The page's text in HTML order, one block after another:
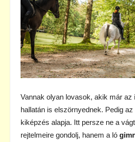
Vannak olyan lovasok, akik már az
hallatán is elszörnyednek. Pedig
kiképzés alapja. Itt persze ne a
rejtelmeire gondolj, hanem a ló